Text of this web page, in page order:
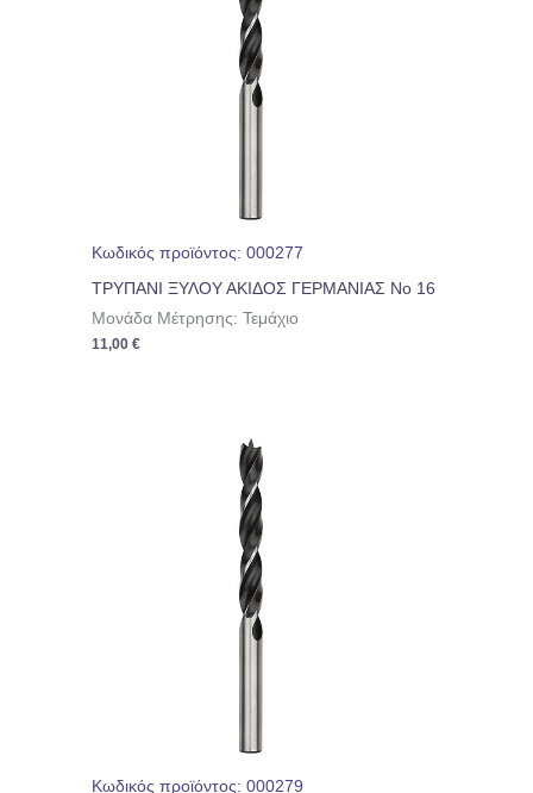
Κωδικός προϊόντος: 000277
ΤΡΥΠΑΝΙ ΞΥΛΟΥ ΑΚΙΔΟΣ ΓΕΡΜΑΝΙΑΣ Νο 16
Μονάδα Μέτρησης: Τεμάχιο
11,00€
Κωδικός προϊόντος: 000279